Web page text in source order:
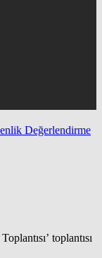
Değerlendirme